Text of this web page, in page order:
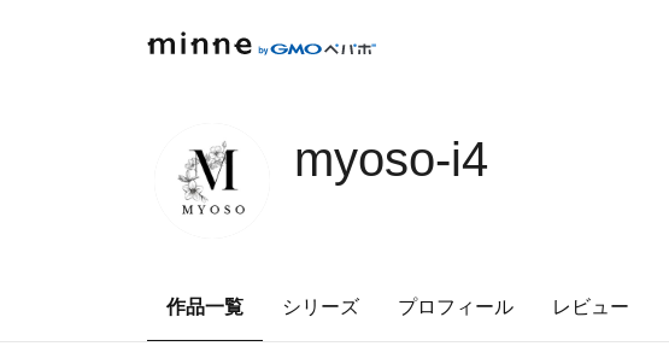
myoso-i4
作品一覧 シリーズ プロフィール レビュー